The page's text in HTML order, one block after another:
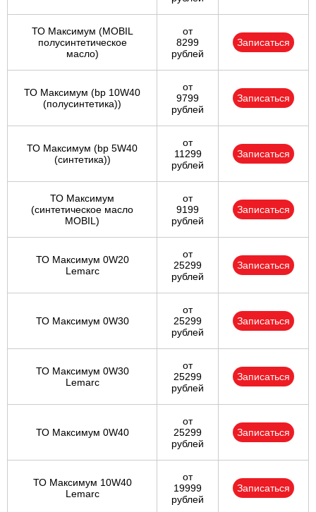
ТО Максимум (MOBIL
полуcинтетическое
масло)
от
8299
рублей
Записаться
ТО Максимум (bp 10W40
(полусинтетика))
от
9799
рублей
Записаться
ТО Максимум (bp 5W40
(синтетика))
от
11299
рублей
Записаться
ТО Максимум
(cинтетическое масло
MOBIL)
от
9199
рублей
Записаться
ТО Максимум 0W20
Lemarc
от
25299
рублей
Записаться
ТО Максимум 0W30
от
25299
рублей
Записаться
ТО Максимум 0W30
Lemarc
от
25299
рублей
Записаться
ТО Максимум 0W40
от
25299
рублей
Записаться
ТО Максимум 10W40
Lemarc
от
19999
рублей
Записаться